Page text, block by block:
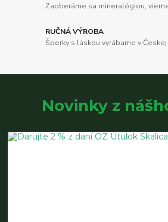
Zaoberáme sa mineralógiou,
RUČNÁ VÝROBA
Šperky s láskou vyrábame v
Novinky z